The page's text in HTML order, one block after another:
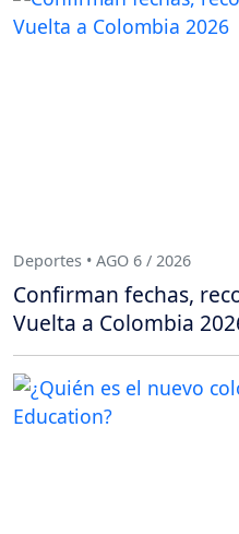
Deportes • AGO 6 / 2026
Confirman fechas,
Vuelta a Colombia